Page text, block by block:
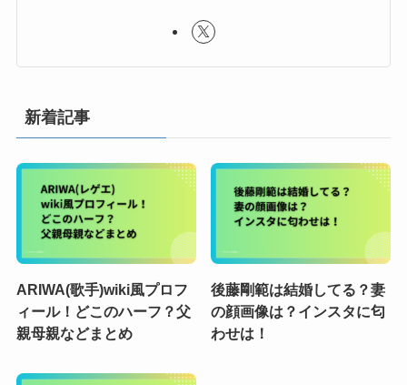
新着記事
ARIWA(歌手)wiki風プロフ
ィール！どこのハーフ？父
親母親などまとめ
後藤剛範は結婚してる？妻
の顔画像は？インスタに匂
わせは！